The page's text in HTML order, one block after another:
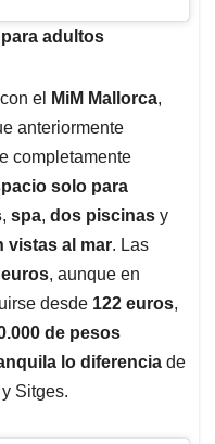
adultos
el MiM Mallorca,
anteriormente
completamente
solo para
, spa, dos piscinas y
vistas al mar. Las
, aunque en
desde 122 euros,
de pesos
lo diferencia de
Sitges.